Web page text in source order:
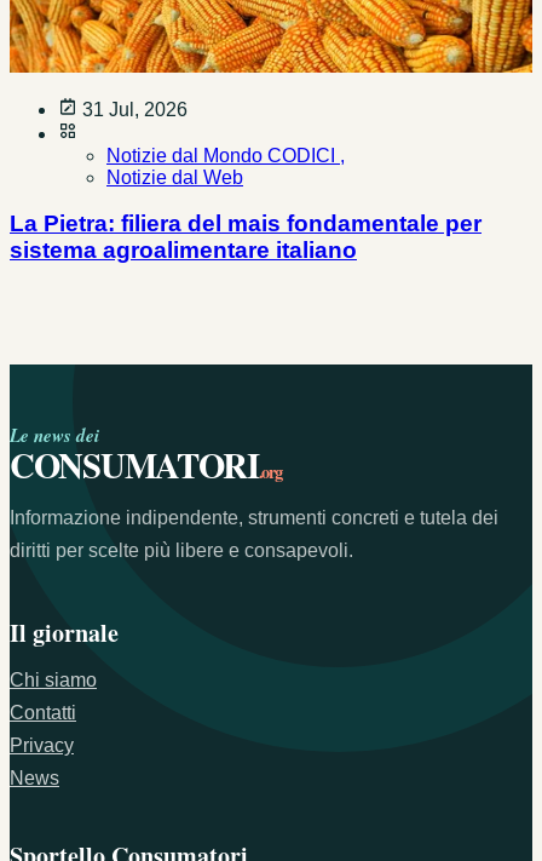
31 Jul, 2026
Notizie dal Mondo CODICI ,
Notizie dal Web
La Pietra: filiera del mais fondamentale per
sistema agroalimentare italiano
Le news dei
CONSUMATORI.org
Informazione indipendente, strumenti concreti e tutela dei
diritti per scelte più libere e consapevoli.
Il giornale
Chi siamo
Contatti
Privacy
News